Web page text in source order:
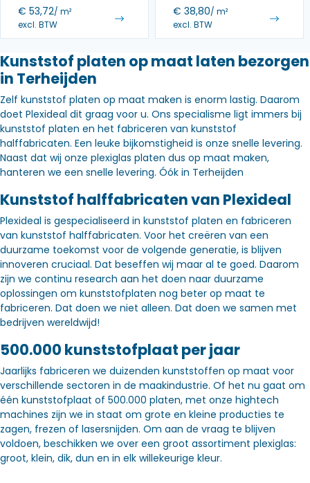
€ 53,72/ m²
excl. BTW
€ 38,80/ m²
excl. BTW
Kunststof platen op maat laten bezorgen
in Terheijden
Zelf kunststof platen op maat maken is enorm lastig. Daarom
doet Plexideal dit graag voor u. Ons specialisme ligt immers bij
kunststof platen en het fabriceren van kunststof
halffabricaten. Een leuke bijkomstigheid is onze snelle levering.
Naast dat wij onze plexiglas platen dus op maat maken,
hanteren we een snelle levering. Óók in Terheijden
Kunststof halffabricaten van Plexideal
Plexideal is gespecialiseerd in kunststof platen en fabriceren
van kunststof halffabricaten. Voor het creëren van een
duurzame toekomst voor de volgende generatie, is blijven
innoveren cruciaal. Dat beseffen wij maar al te goed. Daarom
zijn we continu research aan het doen naar duurzame
oplossingen om kunststofplaten nog beter op maat te
fabriceren. Dat doen we niet alleen. Dat doen we samen met
bedrijven wereldwijd!
500.000 kunststofplaat per jaar
Jaarlijks fabriceren we duizenden kunststoffen op maat voor
verschillende sectoren in de maakindustrie. Of het nu gaat om
één kunststofplaat of 500.000 platen, met onze hightech
machines zijn we in staat om grote en kleine producties te
zagen, frezen of lasersnijden. Om aan de vraag te blijven
voldoen, beschikken we over een groot assortiment plexiglas:
groot, klein, dik, dun en in elk willekeurige kleur.